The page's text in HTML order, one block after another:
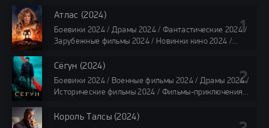
Атлас (2024)
Боевики 2024 / Драмы 2024 / Фантастические 2024 /
Зарубежные фильмы 2024 / Новинки кино 2024 /
Фильмы 4K / Фильмы 2024 / Популярные фильмы /
Смотреть фильмы онлайн
118 мин.
Сёгун (2024)
Боевики 2024 / Военные фильмы 2024 / Драмы 2024 /
Исторические фильмы 2024 / Фильмы-приключения
Сериалы 4K / Фильмы 2024 / Сериалы в озвучке
Король Талсы (2024)